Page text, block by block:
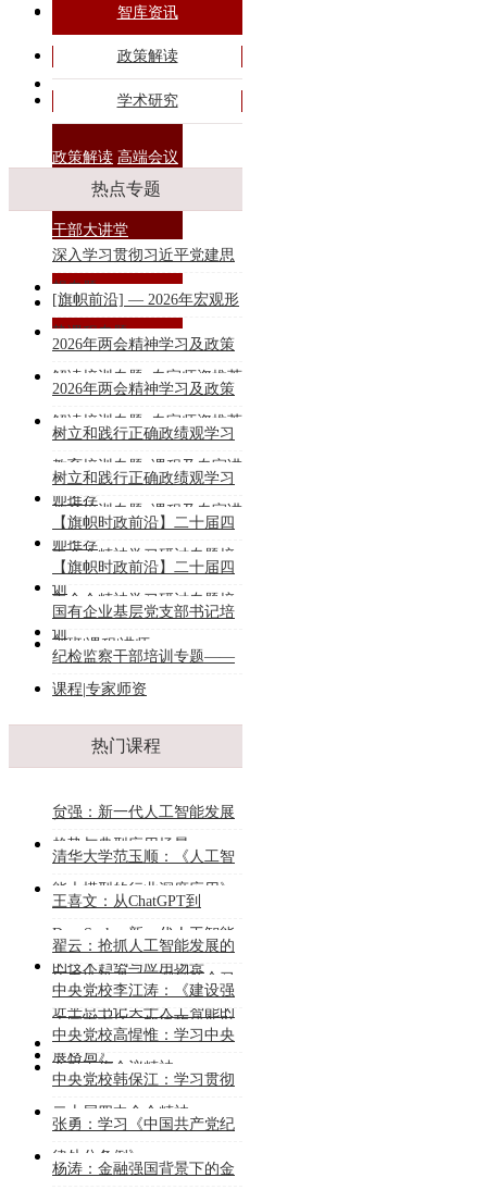
商务合作
政策解读 高端会议
干部大讲堂
联系我们
智库资讯
政策解读
学术研究
热点专题
深入学习贯彻习近平党建思
想专题
[旗帜前沿] — 2026年宏观形
势课程专题
2026年两会精神学习及政策
解读培训专题_专家师资推荐
2026年两会精神学习及政策
解读培训专题_专家师资推荐
树立和践行正确政绩观学习
教育培训专题_课程及专家讲
师推荐
树立和践行正确政绩观学习
教育培训专题_课程及专家讲
师推荐
【旗帜时政前沿】二十届四
中全会精神学习研讨专题培
训
【旗帜时政前沿】二十届四
中全会精神学习研讨专题培
训
国有企业基层党支部书记培
训班|课程|讲师
纪检监察干部培训专题——
课程|专家师资
热门课程
贠强：新一代人工智能发展
趋势与典型应用场景
清华大学范玉顺：《人工智
能大模型的行业深度应用》
王喜文：从ChatGPT到
DeepSeek：新一代人工智能
的技术趋势与应用场景
翟云：抢抓人工智能发展的
历史性机遇——深刻领会习
近平总书记关于人工智能的
重要论述
中央党校李江涛：《建设强
大国内市场，加快构建新发
展格局》
中央党校高惺惟：学习中央
金融工作会议精神
中央党校韩保江：学习贯彻
二十届四中全会精神
张勇：学习《中国共产党纪
律处分条例》
杨涛：金融强国背景下的金